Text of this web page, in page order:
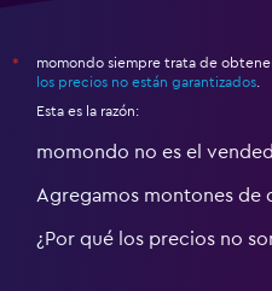
*
momondo siempre trata de
los precios no están garantizados
Esta es la razón:
momondo no es el
Agregamos montones de
¿Por qué los precios no